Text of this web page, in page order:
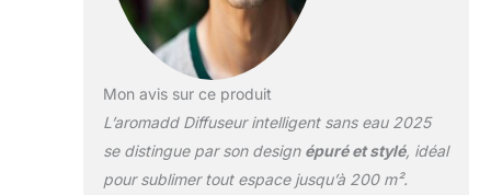
même temps Un
design unique en
buse : doté d'une
innovation
révolutionnaire à
double buse, ce
diffuseur sans eau
Mon avis sur ce produit
L’aromadd Diffuseur intelligent sans eau 2025
se distingue par son design épuré et stylé, idéal
pour sublimer tout espace jusqu’à 200 m².